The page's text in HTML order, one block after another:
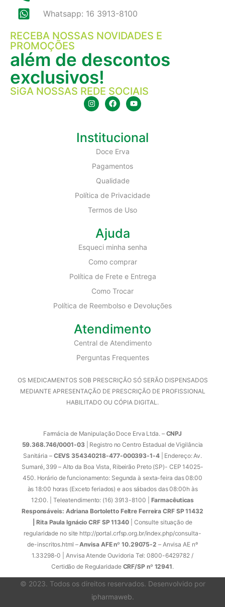
Whatsapp: 16 3913-8100
RECEBA NOSSAS NOVIDADES E
PROMOÇÕES
além de descontos
exclusivos!
SiGA NOSSAS REDE SOCIAIS
Institucional
Doce Erva
Pagamentos
Qualidade
Política de Privacidade
Termos de Uso
Ajuda
Esqueci minha senha
Como comprar
Política de Frete e Entrega
Como Trocar
Política de Reembolso e Devoluções
Atendimento
Central de Atendimento
Perguntas Frequentes
OS MEDICAMENTOS SOB PRESCRIÇÃO SÓ SERÃO DISPENSADOS
MEDIANTE APRESENTAÇÃO DE PRESCRIÇÃO DE PROFISSIONAL
HABILITADO OU CÓPIA DIGITAL.
Farmácia de Manipulação Doce Erva Ltda. – CNPJ
59.368.746/0001-03| Registro no Centro Estadual de Vigilância
Sanitária –CEVS 354340218-477-000393-1-4| Endereço: Av.
Sumaré, 399 – Alto da Boa Vista, Ribeirão Preto (SP)- CEP 14025-
450. Horário de funcionamento: Segunda à sexta-feira das 08:00
às 18:00 horas (Exceto feriados) e aos sábados das 08:00h às
12:00. | Teleatendimento: (16) 3913-8100 | Farmacêuticas
Responsáveis: Adriana Bortoletto Feltre Ferreira CRF SP 11432
| Rita Paula Ignácio CRF SP 11340 | Consulte situação de
regularidade no site http://portal.crfsp.org.br/index.php/consulta-
de-inscritos.html –Anvisa AFE nº 10.29075-2 – Anvisa AE nº
1.33298-0 | Anvisa Atende Ouvidoria Tel: 0800-6429782 /
Certidão de Regularidade CRF/SP nº 12941.
© 2023. Todos os direitos reservados. Desenvolvido por
ipharmaweb.